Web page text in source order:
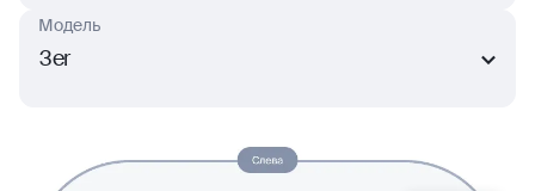
3er
Модель